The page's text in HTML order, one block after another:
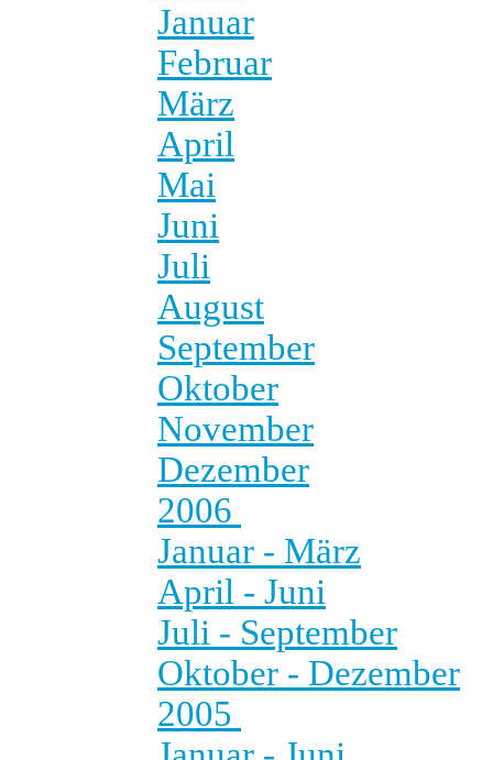
Januar
Februar
März
April
Mai
Juni
Juli
August
September
Oktober
November
Dezember
2006
Januar - März
April - Juni
Juli - September
Oktober - Dezember
2005